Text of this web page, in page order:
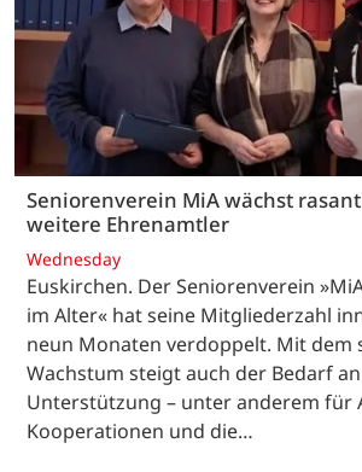
Seniorenverein MiA wächst
weitere Ehrenamtler
Wednesday
Euskirchen. Der Seniorenverein
im Alter« hat seine Mitgliederzahl
neun Monaten verdoppelt. Mit dem
Wachstum steigt auch der Bedarf
Unterstützung – unter anderem für
Kooperationen und die…